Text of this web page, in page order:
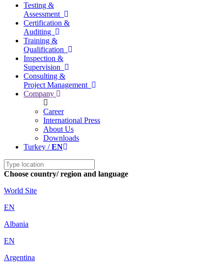
Testing &
Assessment
Certification &
Auditing
Training &
Qualification
Inspection &
Supervision
Consulting &
Project Management
Company
Career
International Press
About Us
Downloads
Turkey /EN
Choose country/ region and language
World Site
EN
Albania
EN
Argentina